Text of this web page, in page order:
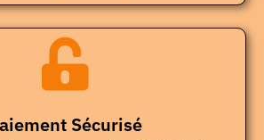
Sécurisé